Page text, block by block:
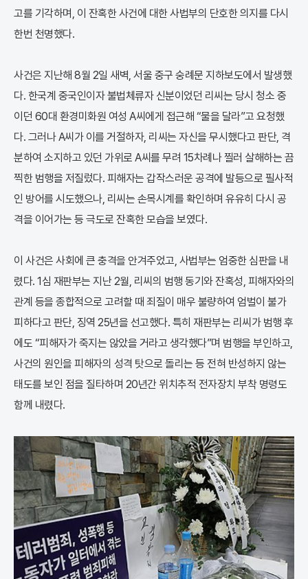
고를 기각하며, 이 잔혹한 사건에 대한 사법부의 단호한 의지를 다시
한번 천명했다.
사건은 지난해 8월 2일 새벽, 서울 중구 숭례문 지하보도에서 발생했
다. 한국계 중국인이자 불법체류자 신분이었던 리씨는 당시 청소 중
이던 60대 환경미화원 여성 A씨에게 접근해 “물을 달라”고 요청했
다. 그러나 A씨가 이를 거절하자, 리씨는 자신을 무시했다고 판단, 격
분하여 소지하고 있던 가위로 A씨를 무려 15차례나 찔러 살해하는 끔
찍한 범행을 저질렀다. 피해자는 갑작스러운 공격에 발등으로 필사적
인 방어를 시도했으나, 리씨는 손목시계를 확인하며 유유히 다시 공
격을 이어가는 등 극도로 잔혹한 모습을 보였다.
이 사건은 사회에 큰 충격을 안겨주었고, 사법부는 엄중한 심판을 내
렸다. 1심 재판부는 지난 2월, 리씨의 범행 동기와 잔혹성, 피해자와의
관계 등을 종합적으로 고려할 때 죄질이 매우 불량하여 엄벌이 불가
피하다고 판단, 징역 25년을 선고했다. 특히 재판부는 리씨가 범행 후
에도 “피해자가 죽지는 않았을 거라고 생각했다”며 범행을 부인하고,
사건의 원인을 피해자의 성격 탓으로 돌리는 등 전혀 반성하지 않는
태도를 보인 점을 질타하며 20년간 위치추적 전자장치 부착 명령도
함께 내렸다.